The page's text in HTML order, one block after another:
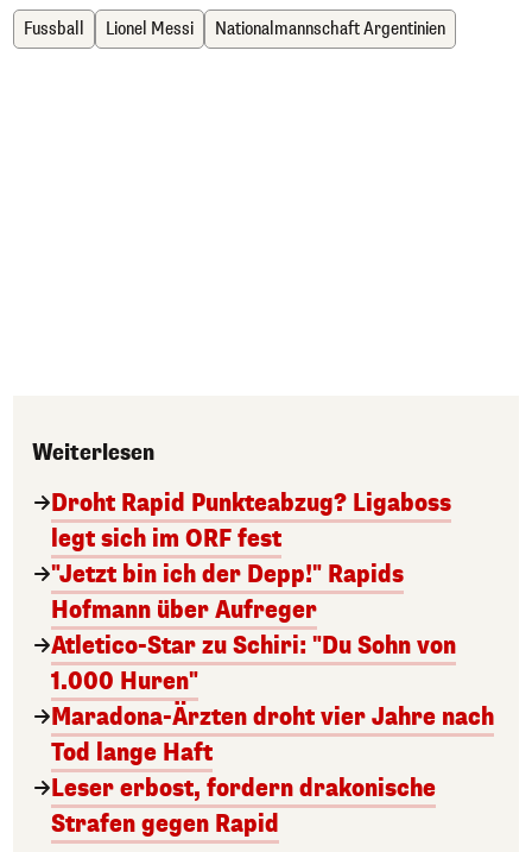
Fussball Lionel Messi Nationalmannschaft Argentinien
Weiterlesen
Droht Rapid Punkteabzug? Ligaboss
legt sich im ORF fest
"Jetzt bin ich der Depp!" Rapids
Hofmann über Aufreger
Atletico-Star zu Schiri: "Du Sohn von
1.000 Huren"
Maradona-Ärzten droht vier Jahre nach
Tod lange Haft
Leser erbost, fordern drakonische
Strafen gegen Rapid